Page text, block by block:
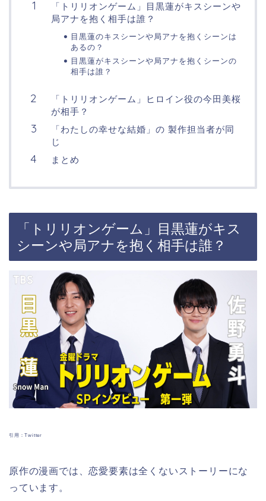
「トリリオンゲーム」目黒蓮がキスシーンや
局アナを抱く相手は誰？
目黒蓮のキスシーンや局アナを抱くシーンは
あるの？
目黒蓮がキスシーンや局アナを抱くシーンの
相手は誰？
「トリリオンゲーム」ヒロイン役の今田美桜
が相手？
「わたしの幸せな結婚」の 製作担当者が同
じ
まとめ
「トリリオンゲーム」
目黒蓮がキス
シーンや局アナを抱く相手は誰？
引用：Twitter
原作の漫画では、恋愛要素は全くないストーリーにな
っています。